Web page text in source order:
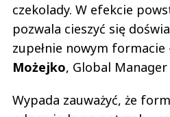
czekolady. W efekcie
pozwala cieszyć się
zupełnie nowym formacie
Możejko, Global
Wypada zauważyć, że